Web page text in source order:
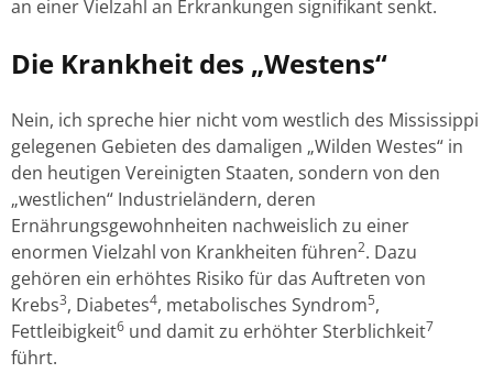
an einer Vielzahl an Erkrankungen signifikant senkt.
Die Krankheit des „Westens“
Nein, ich spreche hier nicht vom westlich des Mississippi
gelegenen Gebieten des damaligen „Wilden Westes“ in
den heutigen Vereinigten Staaten, sondern von den
„westlichen“ Industrieländern, deren
Ernährungsgewohnheiten nachweislich zu einer
enormen Vielzahl von Krankheiten führen2. Dazu
gehören ein erhöhtes Risiko für das Auftreten von
Krebs3, Diabetes4, metabolisches Syndrom5,
Fettleibigkeit6 und damit zu erhöhter Sterblichkeit7
führt.